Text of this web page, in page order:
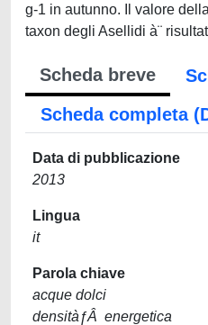
g-1 in autunno. Il valore
taxon degli Asellidi à¨
Scheda breve
Scheda completa
Data di pubblicazione
2013
Lingua
it
Parola chiave
acque dolci
densitàƒÂ energetica